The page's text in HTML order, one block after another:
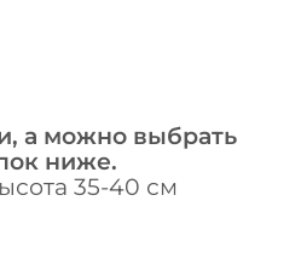
а можно выбрать
ниже.
35-40 см